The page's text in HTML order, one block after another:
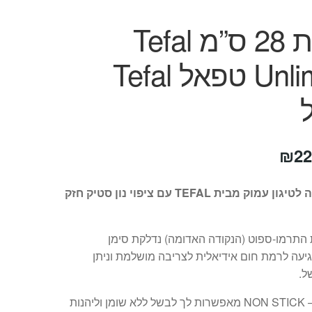
מחבת 28 ס”מ Tefal
Unlimited טפאל Tefal
₪
הוא:
₪229.
מחבת גדולה לטיגון עמוק מבית TEFAL עם ציפוי נון סטיק חזק
התרמו-ספוט (הנקודה האדומה) נדלקת סימן
לרמת חום אידיאלית לצריבה מושלמת וניתן
מחבתות ה – NON STICK מאפשרות לך לבשל ללא שומן וליהנות